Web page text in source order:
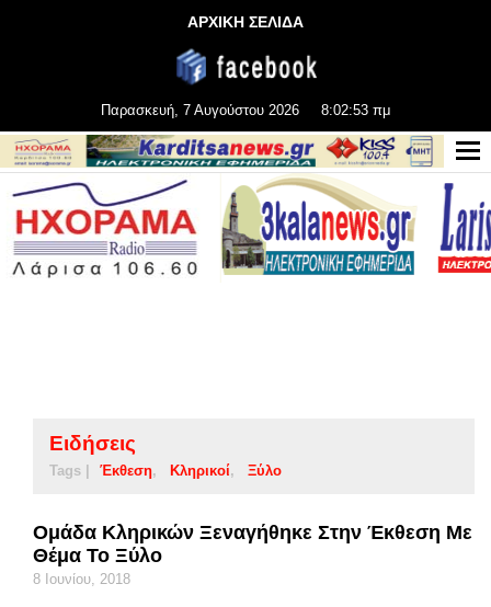
ΑΡΧΙΚΗ ΣΕΛΙΔΑ
Παρασκευή, 7 Αυγούστου 2026 8:02:53 πμ
Ειδήσεις
Tags | Έκθεση Κληρικοί Ξύλο
Ομάδα Κληρικών Ξεναγήθηκε Στην Έκθεση Με
Θέμα Το Ξύλο
8 Ιουνίου, 2018